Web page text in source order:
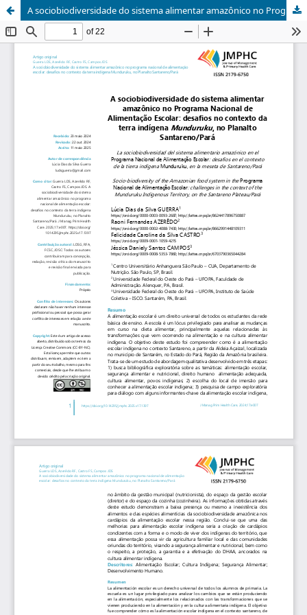
A sociobiodiversidade do sistema alimentar amazônico no Programa Nacional de Alimentação Escolar